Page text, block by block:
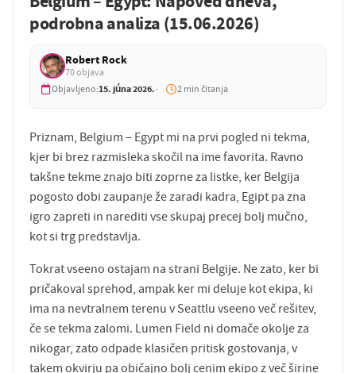
podrobna analiza (15.06.2026)
Robert Rock
70 objava
Objavljeno:15. júna 2026. 2 min čitanja
Priznam, Belgium – Egypt mi na prvi pogled ni tekma,
kjer bi brez razmisleka skočil na ime favorita. Ravno
takšne tekme znajo biti zoprne za listke, ker Belgija
pogosto dobi zaupanje že zaradi kadra, Egipt pa zna
igro zapreti in narediti vse skupaj precej bolj mučno,
kot si trg predstavlja.
Tokrat vseeno ostajam na strani Belgije. Ne zato, ker bi
pričakoval sprehod, ampak ker mi deluje kot ekipa, ki
ima na nevtralnem terenu v Seattlu vseeno več rešitev,
če se tekma zalomi. Lumen Field ni domače okolje za
nikogar, zato odpade klasičen pritisk gostovanja, v
takem okvirju pa običajno bolj cenim ekipo z več širine